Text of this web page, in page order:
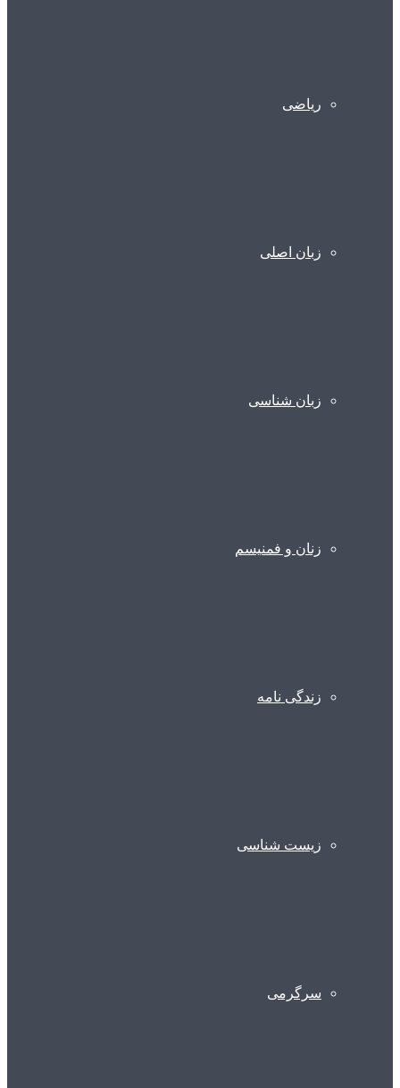
ریاضی
زبان اصلی
زبان شناسی
زنان و فمنیسم
زندگی نامه
زیست شناسی
سرگرمی